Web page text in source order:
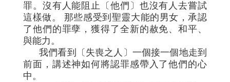
罪。沒有人能阻止〔他們〕也沒有人去嘗試
這樣做。 那些感受到聖靈大能的男女，承認
了他們的罪孽，獲得了全新的赦免、和平、
與能力。
我們看到〔失喪之人〕一個接一個地走到
前面，講述神如何將認罪感帶入了他們的心
中。